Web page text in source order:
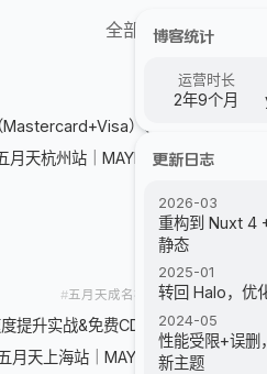
全部分类创建日期
807字2篇
）、白金信用卡
月天杭州站｜MAYDAY TOUR IN
6138字
五月天成名在望感悟 青春情绪
提升实战&免费CDN评测「安全与加
月天上海站｜MAYDAY TOUR IN
博客统计
运营时长
2年9个月
更新日志
2026-03
重构到 Nuxt 4
静态
2025-01
转回 Halo，优
2024-05
性能受限+误
新主题